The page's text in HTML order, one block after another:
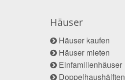
Häuser
Häuser kaufen
Häuser mieten
Einfamilienhäuser
Doppelhaushälften